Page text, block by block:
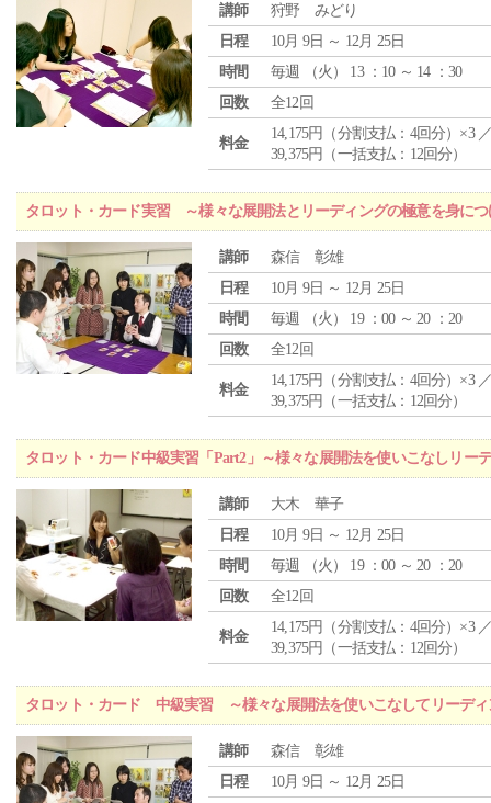
講師
狩野 みどり
日程
10月 9日 ～ 12月 25日
時間
毎週 （火 ） 13 ：10 ～ 14 ：30
回数
全12回
料金
14,175円（分割支払：4回分）×3
39,375円（一括支払：12回分）
タロット・カード実習 ～様々な展開法とリーディングの極意を身につ
講師
森信 彰雄
日程
10月 9日 ～ 12月 25日
時間
毎週 （火 ） 19 ：00 ～ 20 ：20
回数
全12回
料金
14,175円（分割支払：4回分）×3
39,375円（一括支払：12回分）
タロット・カード中級実習「Part2」～様々な展開法を使いこなしリー
講師
大木 華子
日程
10月 9日 ～ 12月 25日
時間
毎週 （火 ） 19 ：00 ～ 20 ：20
回数
全12回
料金
14,175円（分割支払：4回分）×3
39,375円（一括支払：12回分）
タロット・カード 中級実習 ～様々な展開法を使いこなしてリーディ
講師
森信 彰雄
日程
10月 9日 ～ 12月 25日